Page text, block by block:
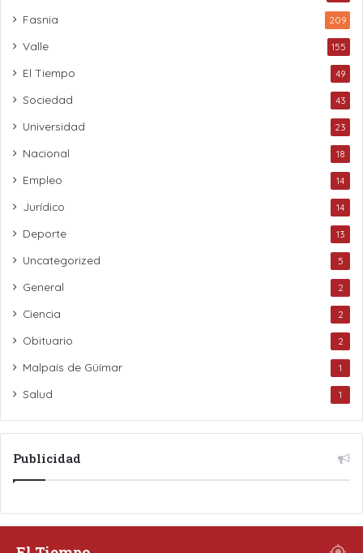
Fasnia 209
Valle 155
El Tiempo 49
Sociedad 43
Universidad 23
Nacional 18
Empleo 14
Jurídico 14
Deporte 13
Uncategorized 5
General 2
Ciencia 2
Obituario 2
Malpaís de Güímar 1
Salud 1
Publicidad